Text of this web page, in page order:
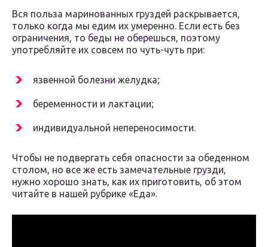
Вся польза маринованных груздей раскрывается,
только когда мы едим их умеренно. Если есть без
ограничения, то беды не оберешься, поэтому
употребляйте их совсем по чуть-чуть при:
язвенной болезни желудка;
беременности и лактации;
индивидуальной непереносимости.
Чтобы не подвергать себя опасности за обеденном
столом, но все же есть замечательные грузди,
нужно хорошо знать, как их приготовить, об этом
читайте в нашей рубрике «Еда».